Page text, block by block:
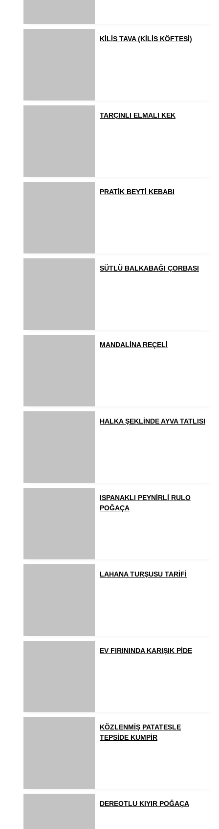
KİLİS TAVA (KİLİS KÖFTESİ)
TARÇINLI ELMALI KEK
PRATİK BEYTİ KEBABI
SÜTLÜ BALKABAĞI ÇORBASI
MANDALİNA REÇELİ
HALKA ŞEKLİNDE AYVA TATLISI
ISPANAKLI PEYNİRLİ RULO
POĞAÇA
LAHANA TURŞUSU TARİFİ
EV FIRININDA KARIŞIK PİDE
KÖZLENMİŞ PATATESLE
TEPSİDE KUMPİR
DEREOTLU KIYIR POĞAÇA